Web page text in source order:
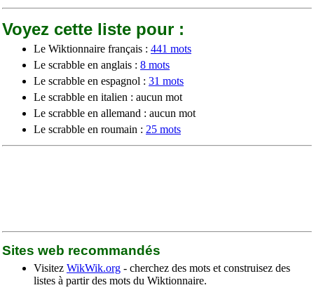
Voyez cette liste pour :
Le Wiktionnaire français : 441 mots
Le scrabble en anglais : 8 mots
Le scrabble en espagnol : 31 mots
Le scrabble en italien : aucun mot
Le scrabble en allemand : aucun mot
Le scrabble en roumain : 25 mots
Sites web recommandés
Visitez WikWik.org - cherchez des mots et construisez des
listes à partir des mots du Wiktionnaire.